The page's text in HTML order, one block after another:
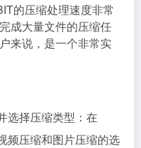
的压缩处理速度非常
成大量文件的压缩任
来说，是一个非常实
选择压缩类型：在
频压缩和图片压缩的选